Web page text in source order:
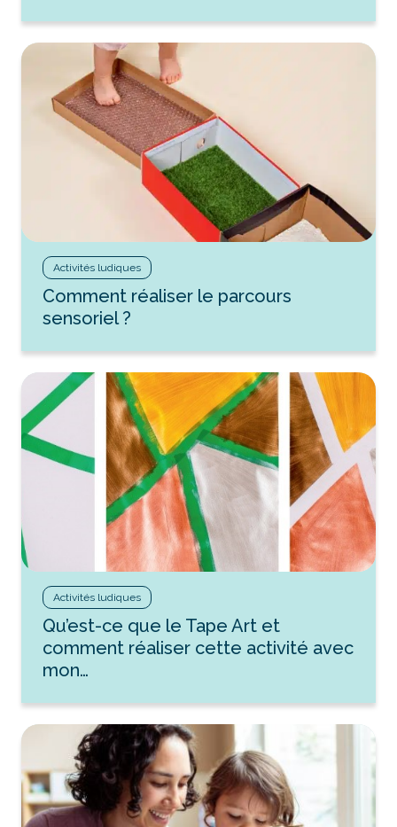
Activités ludiques
Comment réaliser le parcours
sensoriel ?
Activités ludiques
Qu’est-ce que le Tape Art et
comment réaliser cette activité avec
mon…